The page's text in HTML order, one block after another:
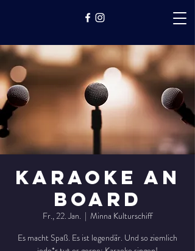
KARAOKE an
Board
Fr., 22. Jan.
  |
Minna Kulturschiff
Es macht Spaß. Es ist legendär. Und so ziemlich